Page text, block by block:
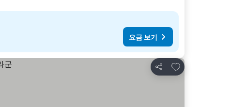
요금 보기
공유
즐겨찾기에 추가